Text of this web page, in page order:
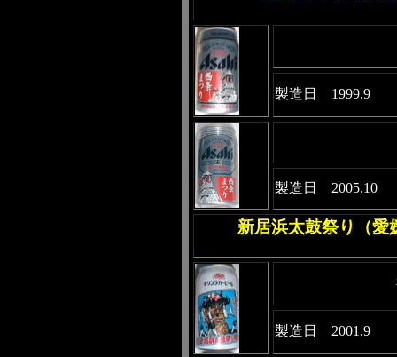
製造日 1999.9
製造日 2005.10
新居浜太鼓祭り（愛
製造日 2001.9